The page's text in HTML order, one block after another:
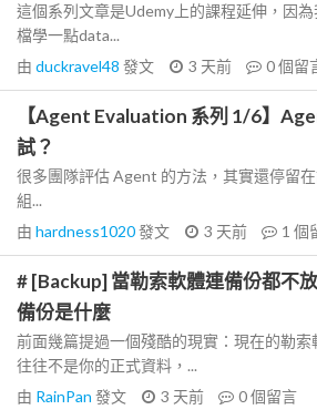
這個系列文章是Udemy上的課程延伸，因
檔學一點data...
由 duckravel48 發文 3 天前 0個留
【Agent Evaluation 系列 1/6】
試？
很多團隊評估 Agent 的方法，其實還停留
組...
由 hardness1020發文 3 天前 1 個
# [Backup] 當勒索軟體連備份都不
備份是什麼
前面幾篇提過一個殘酷的現實：現在的勒
往往不是你的正式資料，...
由 RainPan 發文 3 天前 0個留言